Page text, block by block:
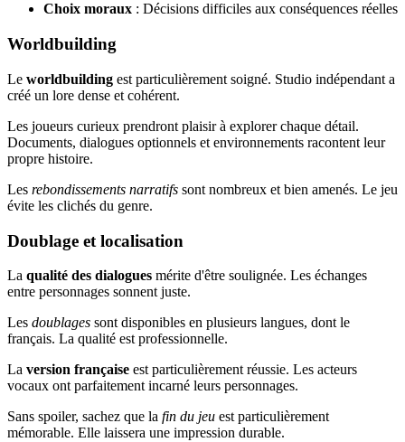
Choix moraux : Décisions difficiles aux conséquences réelles
Worldbuilding
Le worldbuilding est particulièrement soigné. Studio indépendant a
créé un lore dense et cohérent.
Les joueurs curieux prendront plaisir à explorer chaque détail.
Documents, dialogues optionnels et environnements racontent leur
propre histoire.
Les rebondissements narratifs sont nombreux et bien amenés. Le jeu
évite les clichés du genre.
Doublage et localisation
La qualité des dialogues mérite d'être soulignée. Les échanges
entre personnages sonnent juste.
Les doublages sont disponibles en plusieurs langues, dont le
français. La qualité est professionnelle.
La version française est particulièrement réussie. Les acteurs
vocaux ont parfaitement incarné leurs personnages.
Sans spoiler, sachez que la fin du jeu est particulièrement
mémorable. Elle laissera une impression durable.